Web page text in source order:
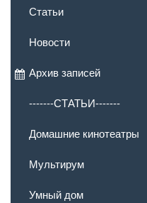
Статьи
Новости
Архив записей
-------СТАТЬИ-------
Домашние кинотеатры
Мультирум
Умный дом